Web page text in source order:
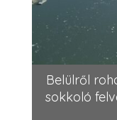
Belülről
sokkoló